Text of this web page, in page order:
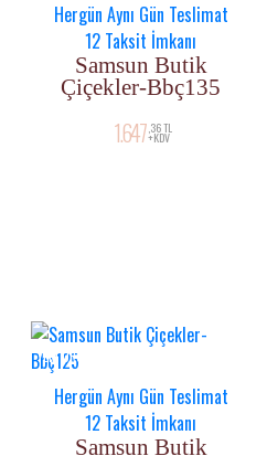
Hergün Aynı Gün Teslimat
12 Taksit İmkanı
Samsun Butik
Çiçekler-Bbç135
1.647 ,36 TL
+KDV
YENI ÜRÜN
Hergün Aynı Gün Teslimat
12 Taksit İmkanı
Samsun Butik